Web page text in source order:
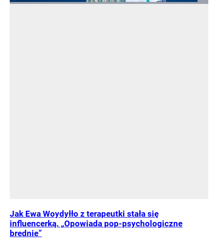
Jak Ewa Woydyłło z terapeutki stała się
influencerką. „Opowiada pop-psychologiczne
brednie”